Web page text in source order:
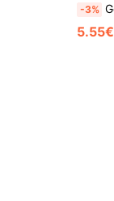
-3% Geperste harsbloemen in een
5.55€